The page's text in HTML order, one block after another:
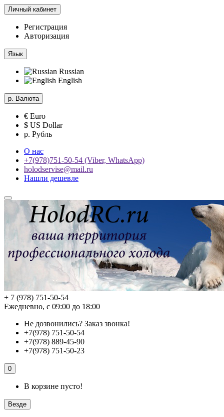
Личный кабинет
Регистрация
Авторизация
Язык
Russian
English
р. Валюта
€ Euro
$ US Dollar
р. Рубль
О нас
+7(978)751-50-54 (Viber, WhatsApp)
holodservise@mail.ru
Нашли дешевле
+ 7 (978) 751-50-54
Ежедневно, с 09:00 до 18:00
Не дозвонились? Заказ звонка!
+7(978) 751-50-54
+7(978) 889-45-90
+7(978) 751-50-23
0
В корзине пусто!
Везде